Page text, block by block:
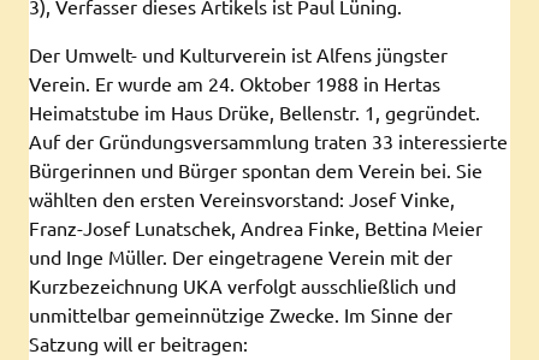
3), Verfasser dieses Artikels ist Paul Lüning.
Der Umwelt- und Kulturverein ist Alfens jüngster
Verein. Er wurde am 24. Oktober 1988 in Hertas
Heimatstube im Haus Drüke, Bellenstr. 1, gegründet.
Auf der Gründungsversammlung traten 33 interessierte
Bürgerinnen und Bürger spontan dem Verein bei. Sie
wählten den ersten Vereinsvorstand: Josef Vinke,
Franz-Josef Lunatschek, Andrea Finke, Bettina Meier
und Inge Müller. Der eingetragene Verein mit der
Kurzbezeichnung UKA verfolgt ausschließlich und
unmittelbar gemeinnützige Zwecke. Im Sinne der
Satzung will er beitragen: